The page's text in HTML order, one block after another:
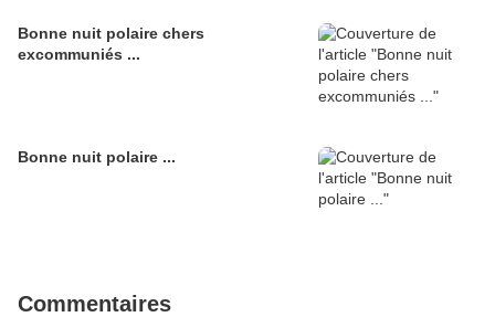
Bonne nuit polaire chers
excommuniés ...
Bonne nuit polaire ...
Commentaires